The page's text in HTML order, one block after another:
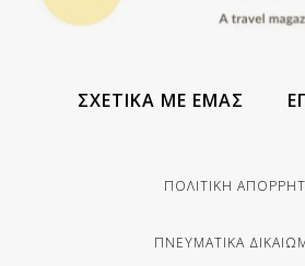
ΣΧΕΤΙΚΑ ΜΕ ΕΜΑΣ
ΠΟΛΙΤΙΚΗ
ΠΝΕΥΜΑΤΙΚΑ